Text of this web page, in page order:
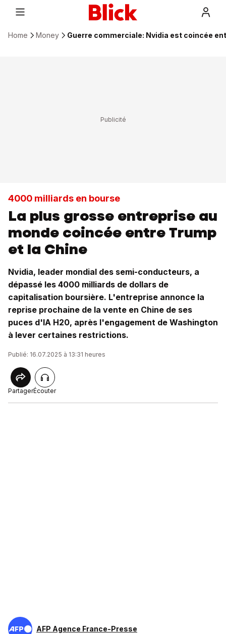
Home Money Guerre commerciale: Nvidia est coincée
4000 milliards en bourse
La plus grosse entreprise au
monde coincée entre Trump
et la Chine
Nvidia, leader mondial des semi-conducteurs, a
dépassé les 4000 milliards de dollars de
capitalisation boursière. L'entreprise annonce la
reprise prochaine de la vente en Chine de ses
puces d'IA H20, après l'engagement de Washington
à lever certaines restrictions.
Publié: 16.07.2025 à 13:31 heures
PartagerÉcouter
AFP Agence France-Presse